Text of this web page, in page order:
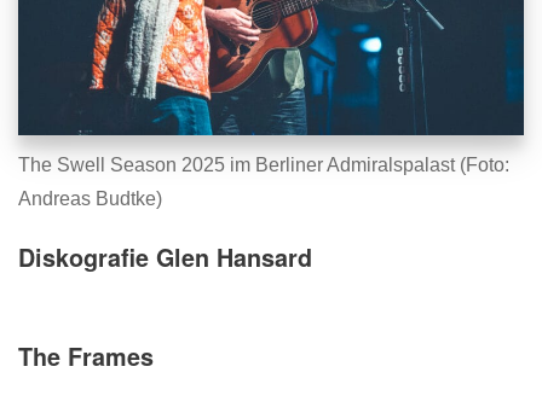
The Swell Season 2025 im Berliner Admiralspalast (Foto:
Andreas Budtke)
Diskografie Glen Hansard
The Frames